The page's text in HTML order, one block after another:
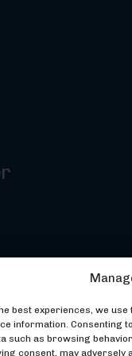
best experiences, we
information. Consenting
such as browsing
consent, may adversely